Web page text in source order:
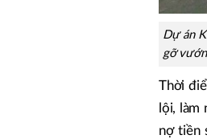
Dự án
gỡ
Thời
lội, làm
nợ tiền